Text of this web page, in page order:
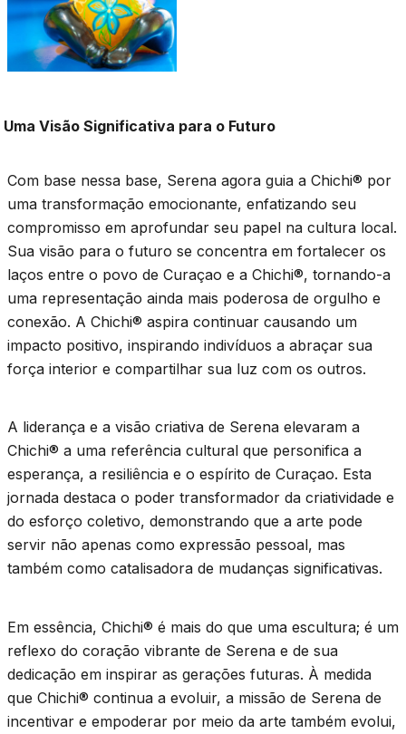
Uma Visão Significativa para o Futuro
Com base nessa base, Serena agora guia a Chichi® por
uma transformação emocionante, enfatizando seu
compromisso em aprofundar seu papel na cultura local.
Sua visão para o futuro se concentra em fortalecer os
laços entre o povo de Curaçao e a Chichi®, tornando-a
uma representação ainda mais poderosa de orgulho e
conexão. A Chichi® aspira continuar causando um
impacto positivo, inspirando indivíduos a abraçar sua
força interior e compartilhar sua luz com os outros.
A liderança e a visão criativa de Serena elevaram a
Chichi® a uma referência cultural que personifica a
esperança, a resiliência e o espírito de Curaçao. Esta
jornada destaca o poder transformador da criatividade e
do esforço coletivo, demonstrando que a arte pode
servir não apenas como expressão pessoal, mas
também como catalisadora de mudanças significativas.
Em essência, Chichi® é mais do que uma escultura; é um
reflexo do coração vibrante de Serena e de sua
dedicação em inspirar as gerações futuras. À medida
que Chichi® continua a evoluir, a missão de Serena de
incentivar e empoderar por meio da arte também evolui,